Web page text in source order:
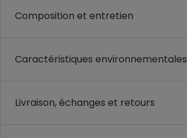
Composition et entretien
Caractéristiques environnementales
Livraison, échanges et retours